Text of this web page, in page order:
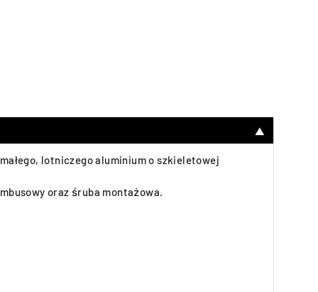
▼
lotniczego aluminium o szkieletowej
oraz śruba montażowa.